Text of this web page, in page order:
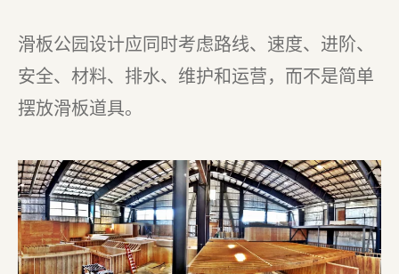
滑板公园设计应同时考虑路线、速度、进阶、
安全、材料、排水、维护和运营，而不是简单
摆放滑板道具。